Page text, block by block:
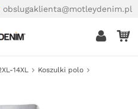
obslugaklienta@motleydenim.pl
14XL
Koszulki polo